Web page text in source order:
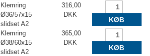
Klemring
Ø36/57x15
slidset A2
316,00
DKK
KØB
Klemring
Ø38/60x15
slidset A2
365,00
DKK
KØB